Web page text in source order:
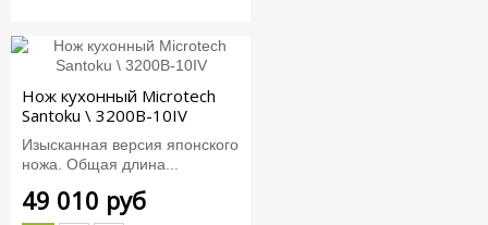
Нож кухонный Microtech
Santoku \ 3200B-10IV
Изысканная версия японского
ножа. Общая длина...
49 010 руб